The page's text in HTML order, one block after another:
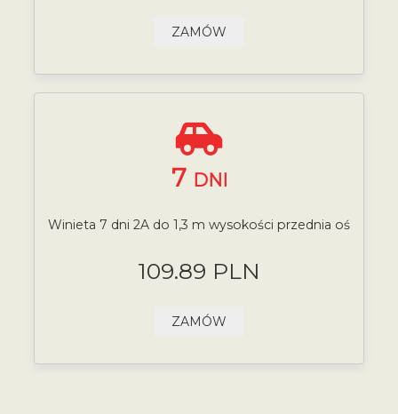
ZAMÓW
7 DNI
Winieta 7 dni 2A do 1,3 m wysokości przednia oś
109.89 PLN
ZAMÓW